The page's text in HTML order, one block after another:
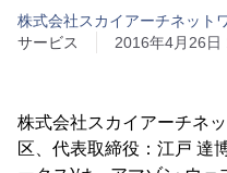
株式会社スカイアーチネット
サービス
2016年4月26日
株式会社スカイアーチネ
区、代表取締役：江戸 達